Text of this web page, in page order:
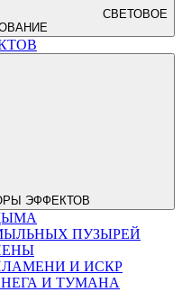
СВЕТОВОЕ
ЭФФЕКТОВ
ПУЗЫРЕЙ
И ИСКР
И ТУМАНА